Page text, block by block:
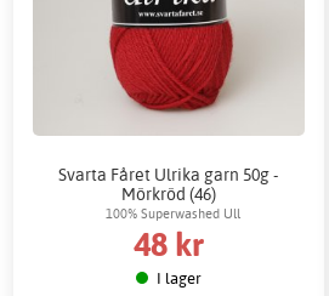
Svarta Fåret Ulrika garn 50g -
Mörkröd (46)
100% Superwashed Ull
48 kr
I lager